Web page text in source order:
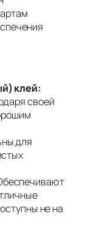
клей:
своей
для
не на